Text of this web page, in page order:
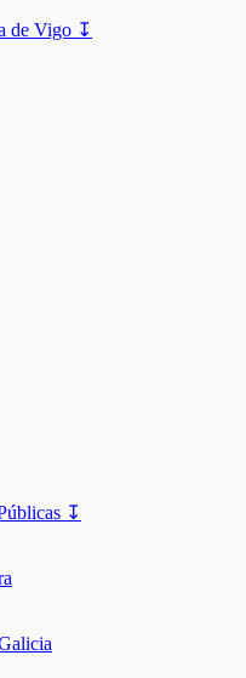
de Vigo ↧
↧